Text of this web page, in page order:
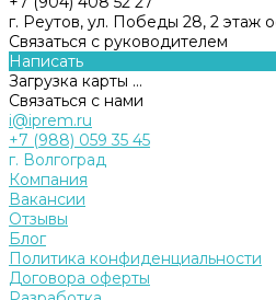
г. Реутов, ул. Победы 28, 2 этаж
Связаться с руководителем
Написать
Загрузка карты ...
Связаться с нами
i@iprem.ru
+7 (988) 059 35 45
г. Волгоград
Компания
Вакансии
Отзывы
Блог
Политика конфиденциальности
Договора оферты